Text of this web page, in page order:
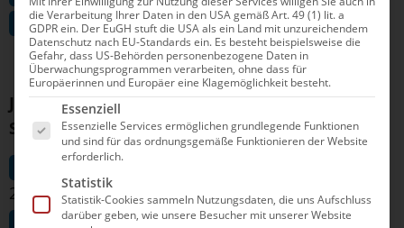
Kastner, Yannick (Waspo 98 Hannover) 6:49,86
Jahrgang 2013 männlich Kombination Lange
Strecken
Kastner, Yannick (Waspo 98 Hannover)
22:18,91
Warnke, Simon (SG Stadtwerke München)
die Verarbeitung Ihrer Daten in den USA gemäß Art. 49 (1) lit. a
GDPR ein. Der EuGH stuft die USA als ein Land mit unzureichendem
Datenschutz nach EU-Standards ein. Es besteht beispielsweise die
Gefahr, dass US-Behörden personenbezogene Daten in
Überwachungsprogrammen verarbeiten, ohne dass für
Europäerinnen und Europäer eine Klagemöglichkeit besteht.
Es folgt eine Liste der Service-Gruppen, für die
Essenziell
Essenzielle Services ermöglichen grundlegende Funktionen
und sind für das ordnungsgemäße Funktionieren der Website
erforderlich.
Statistik
Statistik-Cookies sammeln Nutzungsdaten, die uns Aufschluss
darüber geben, wie unsere Besucher mit unserer Website